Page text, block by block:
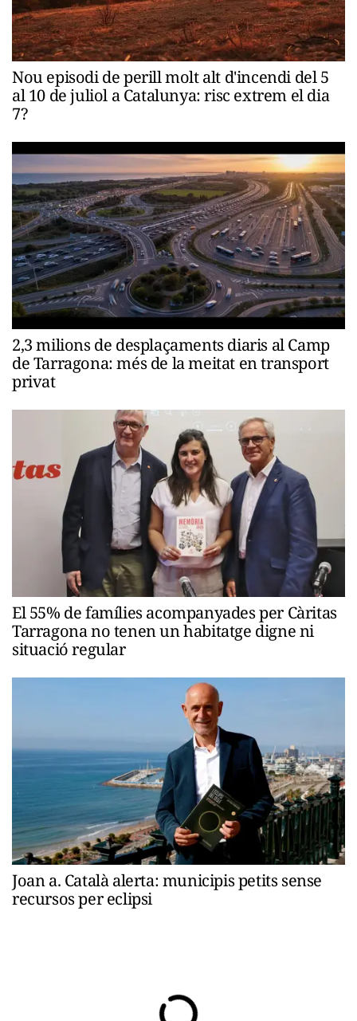
Nou episodi de perill molt alt d'incendi del 5
al 10 de juliol a Catalunya: risc extrem el dia
7?
2,3 milions de desplaçaments diaris al Camp
de Tarragona: més de la meitat en transport
privat
El 55% de famílies acompanyades per Càritas
Tarragona no tenen un habitatge digne ni
situació regular
Joan a. Català alerta: municipis petits sense
recursos per eclipsi